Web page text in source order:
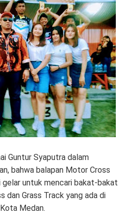
Guntur Syaputra dalam
bahwa balapan Motor Cross
gelar untuk mencari bakat-bakat
dan Grass Track yang ada di
Medan.